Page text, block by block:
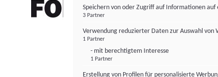
Speichern von oder Zugriff auf Informationen auf
3 Partner
Verwendung reduzierter Daten zur Auswahl von
1 Partner
- mit berechtigtem Interesse
1 Partner
Erstellung von Profilen für personalisierte
FONDS professionell